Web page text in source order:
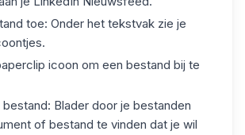
toe: Onder het tekstvak zie je
icoon om een bestand bij te
Blader door je bestanden
of bestand te vinden dat je wil